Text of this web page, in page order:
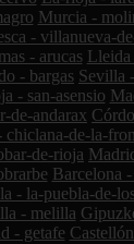
Murcia -
- villanueva-
- arucas Lleida
- bargas Sevilla
- san-asensio
de-andarax
chiclana-de-la-
de-rioja
Barcelona
- la-puebla-de-
- melilla
- getafe